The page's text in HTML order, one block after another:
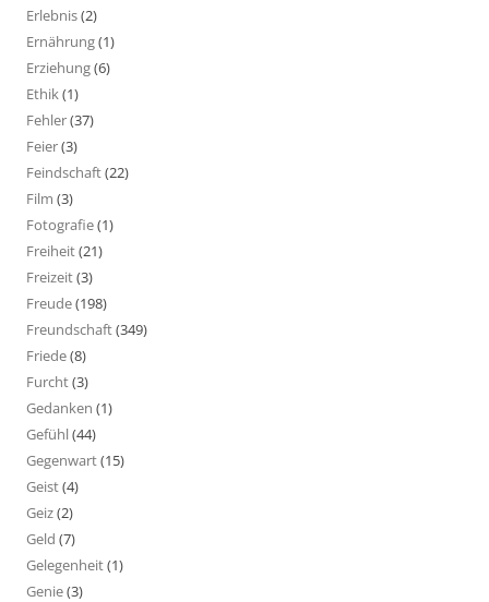
Erlebnis(2)
Ernährung(1)
Erziehung(6)
Ethik(1)
Fehler(37)
Feier(3)
Feindschaft(22)
Film (3)
Fotografie(1)
Freiheit(21)
Freizeit(3)
Freude(198)
Freundschaft(349)
Friede(8)
Furcht(3)
Gedanken (1)
Gefühl(44)
Gegenwart(15)
Geist(4)
Geiz(2)
Geld (7)
Gelegenheit(1)
Genie(3)